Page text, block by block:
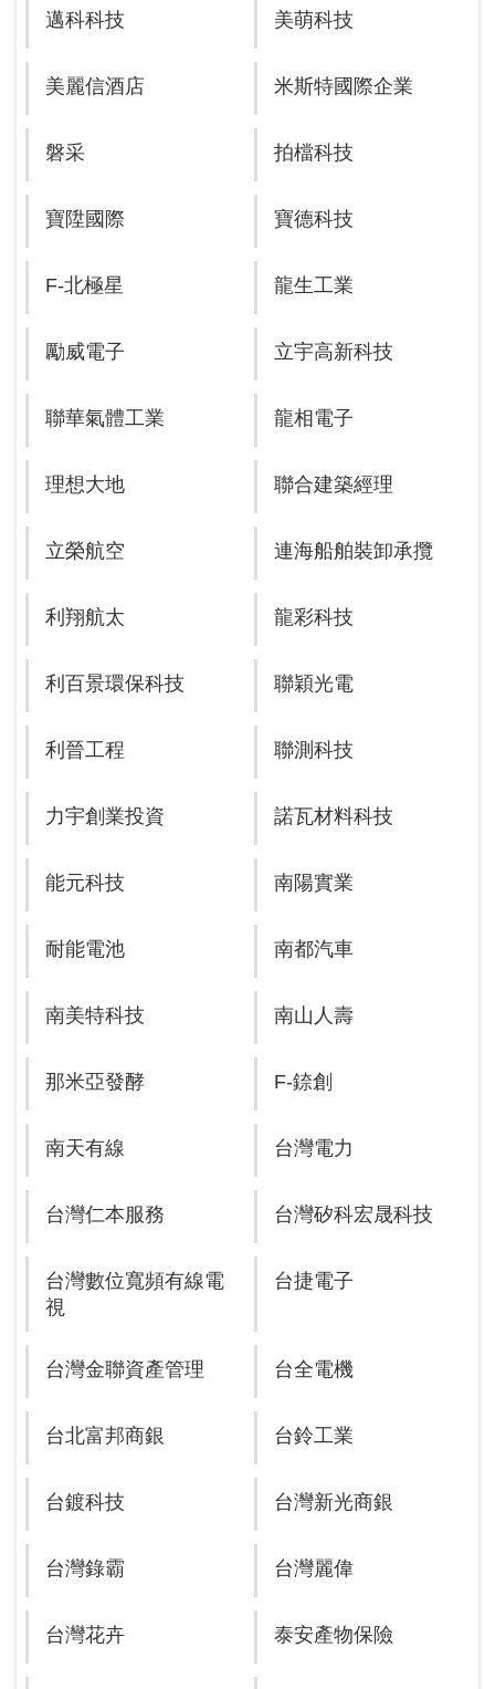
邁科科技 美萌科技
美麗信酒店 米斯特國際企業
磐采 拍檔科技
寶陞國際 寶德科技
F-北極星 龍生工業
勵威電子 立宇高新科技
聯華氣體工業 龍相電子
理想大地 聯合建築經理
立榮航空 連海船舶裝卸承攬
利翔航太 龍彩科技
利百景環保科技 聯穎光電
利晉工程 聯測科技
力宇創業投資 諾瓦材料科技
能元科技 南陽實業
耐能電池 南都汽車
南美特科技 南山人壽
那米亞發酵 F-錼創
南天有線 台灣電力
台灣仁本服務 台灣矽科宏晟科技
台灣數位寬頻有線電
視
台捷電子
台灣金聯資產管理 台全電機
台北富邦商銀 台鈴工業
台鍍科技 台灣新光商銀
台灣錄霸 台灣麗偉
台灣花卉 泰安產物保險